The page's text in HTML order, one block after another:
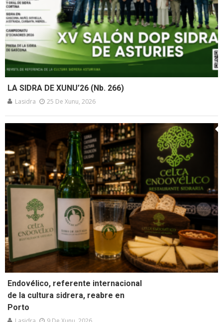
LA SIDRA DE XUNU’26 (Nb. 266)
Lasidra 25 De Xunu, 2026
Endovélico, referente internacional
de la cultura sidrera, reabre en
Porto